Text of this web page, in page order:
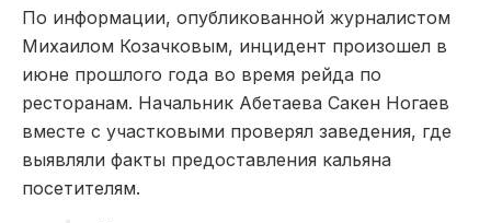
По информации, опубликованной журналистом
Михаилом Козачковым, инцидент произошел в
июне прошлого года во время рейда по
ресторанам. Начальник Абетаева Сакен Ногаев
вместе с участковыми проверял заведения, где
выявляли факты предоставления кальяна
посетителям.